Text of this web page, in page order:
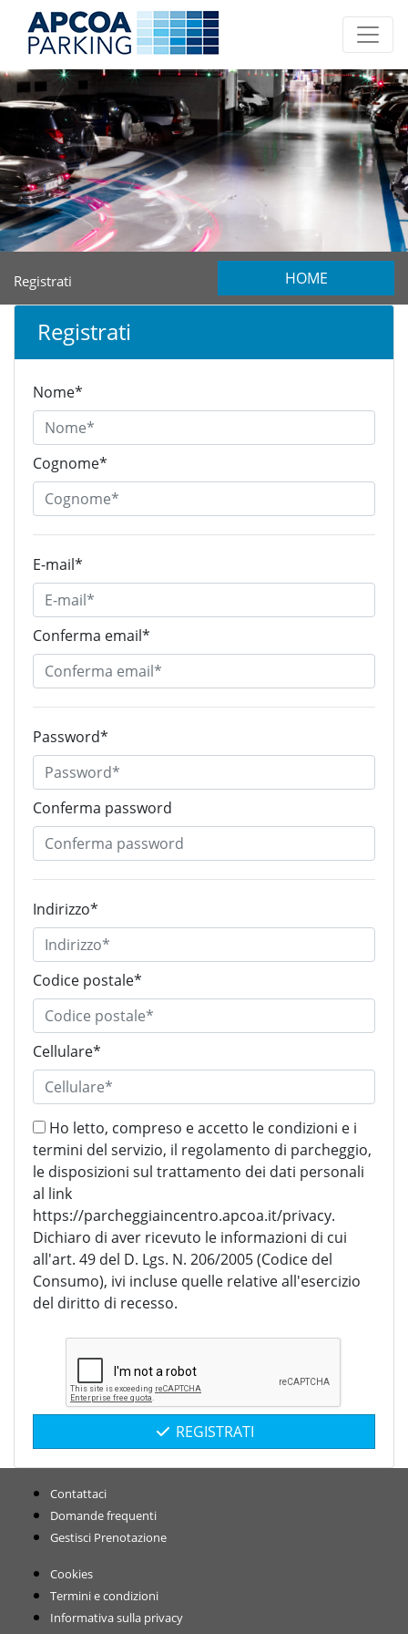
Registrati HOME
Registrati
Nome*
Cognome*
E-mail*
Conferma email*
Password*
Conferma password
Indirizzo*
Codice postale*
Cellulare*
Ho letto, compreso e accetto le condizioni e i
termini del servizio, il regolamento di parcheggio,
le disposizioni sul trattamento dei dati personali
al link
https://parcheggiaincentro.apcoa.it/privacy.
Dichiaro di aver ricevuto le informazioni di cui
all'art. 49 del D. Lgs. N. 206/2005 (Codice del
Consumo), ivi incluse quelle relative all'esercizio
del diritto di recesso.
REGISTRATI
Contattaci
Domande frequenti
Gestisci Prenotazione
Cookies
Termini e condizioni
Informativa sulla privacy